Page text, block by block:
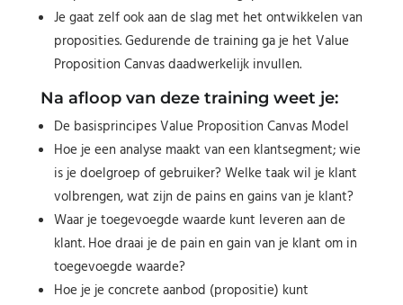
Je gaat zelf ook aan de slag met het ontwikkelen van
proposities. Gedurende de training ga je het Value
Proposition Canvas daadwerkelijk invullen.
Na afloop van deze training weet je:
De basisprincipes Value Proposition Canvas Model
Hoe je een analyse maakt van een klantsegment; wie
is je doelgroep of gebruiker? Welke taak wil je klant
volbrengen, wat zijn de pains en gains van je klant?
Waar je toegevoegde waarde kunt leveren aan de
klant. Hoe draai je de pain en gain van je klant om in
toegevoegde waarde?
Hoe je je concrete aanbod (propositie) kunt